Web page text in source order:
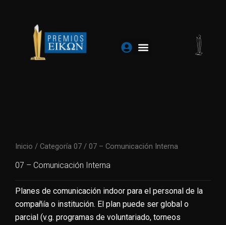
contenido
Inicio / Categoría 07 / 07 – Comunicación Interna
07 – Comunicación Interna
Planes de comunicación indoor para el personal de la
compañía o institución. El plan puede ser global o
parcial (v.g. programas de voluntariado, torneos